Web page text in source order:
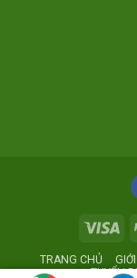
TRANG CHỦ
TUYỂN